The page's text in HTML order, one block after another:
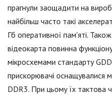
прагнули заощадити на
найбільш часто такі
Гб оперативної пам'яті.
відеокарта повинна
мікросхемами стандарту
прискорювачі оснащувалися
DDR3. При цьому їх тактова